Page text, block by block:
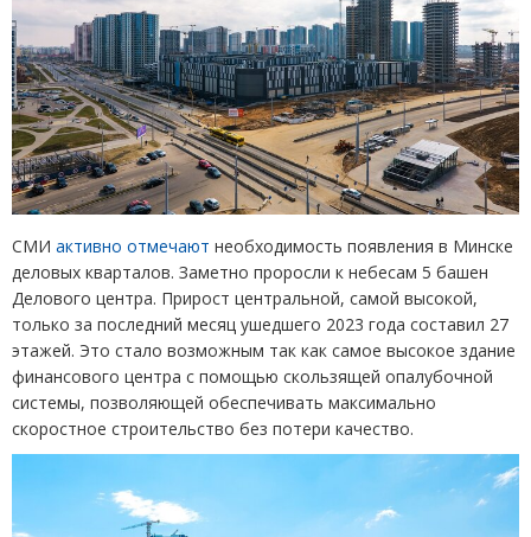
СМИ активно отмечают необходимость появления в Минске
деловых кварталов. Заметно проросли к небесам 5 башен
Делового центра. Прирост центральной, самой высокой,
только за последний месяц ушедшего 2023 года составил 27
этажей. Это стало возможным так как самое высокое здание
финансового центра с помощью скользящей опалубочной
системы, позволяющей обеспечивать максимально
скоростное строительство без потери качество.